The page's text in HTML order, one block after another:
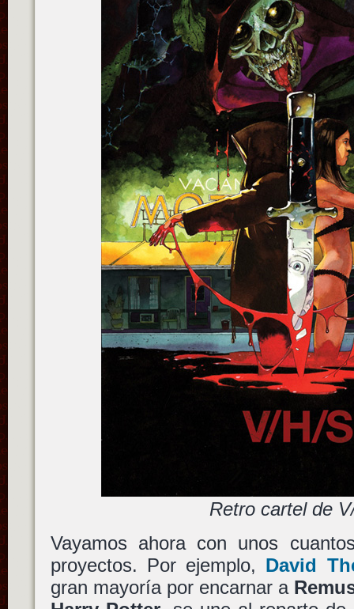
Retro cartel de
Vayamos ahora con unos
proyectos. Por ejemplo, David
gran mayoría por encarnar a